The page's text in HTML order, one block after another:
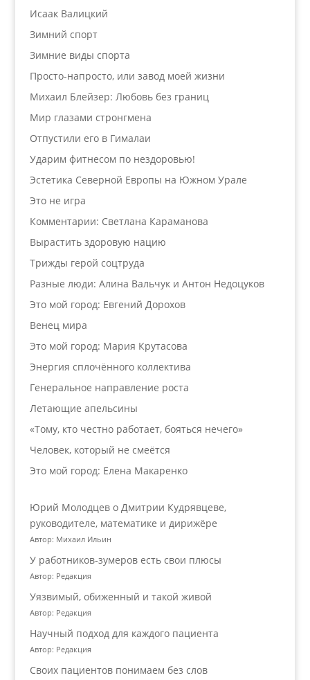
Исаак Валицкий
Зимний спорт
Зимние виды спорта
Просто-напросто, или завод моей жизни
Михаил Блейзер: Любовь без границ
Мир глазами стронгмена
Отпустили его в Гималаи
Ударим фитнесом по нездоровью!
Эстетика Северной Европы на Южном Урале
Это не игра
Комментарии: Светлана Караманова
Вырастить здоровую нацию
Трижды герой соцтруда
Разные люди: Алина Вальчук и Антон Недоцуков
Это мой город: Евгений Дорохов
Венец мира
Это мой город: Мария Крутасова
Энергия сплочённого коллектива
Генеральное направление роста
Летающие апельсины
«Тому, кто честно работает, бояться нечего»
Человек, который не смеётся
Это мой город: Елена Макаренко
Юрий Молодцев о Дмитрии Кудрявцеве,
руководителе, математике и дирижёре
Автор: Михаил Ильин
У работников‑зумеров есть свои плюсы
Автор: Редакция
Уязвимый, обиженный и такой живой
Автор: Редакция
Научный подход для каждого пациента
Автор: Редакция
Своих пациентов понимаем без слов